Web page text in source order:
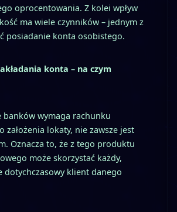
oprocentowania. Z kolei wpływ
ma wiele czynników – jednym z
posiadanie konta osobistego.
konta – na czym
banków wymaga rachunku
założenia lokaty, nie zawsze jest
Oznacza to, że z tego produktu
może skorzystać każdy,
dotychczasowy klient danego